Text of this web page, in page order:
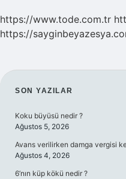
https://www.tode.com.tr
https://
SIDEBAR
SON YAZILAR
Koku büyüsü nedir ?
Ağustos 5, 2026
Avans verilirken damga vergisi
Ağustos 4, 2026
6’nın küp kökü nedir ?